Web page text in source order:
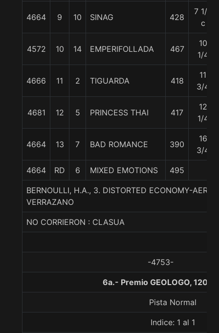
4664 9 10 SINAG 428
7 1/2
c
4572 10 14 EMPERIFOLLADA 467
10
1/4
4666 11 2 TIGUARDA 418
11
3/4
4681 12 5 PRINCESS THAI 417
12
1/4
4664 13 7 BAD ROMANCE 390
16
3/4
4664 RD 6 MIXED EMOTIONS 495
BERNOULLI, H.A., 3. DISTORTED ECONOMY-
VERRAZANO
NO CORRIERON : CLASUA
-4753-
6a.- Premio GEOLOGO, 1200
Pista Normal
Indice: 1 al 1